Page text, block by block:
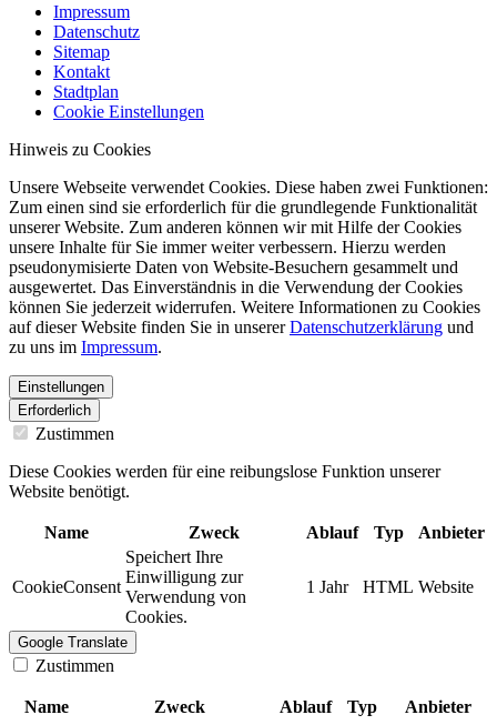
Impressum
Datenschutz
Sitemap
Kontakt
Stadtplan
Cookie Einstellungen
Hinweis zu Cookies
Unsere Webseite verwendet Cookies. Diese haben zwei Funktionen:
Zum einen sind sie erforderlich für die grundlegende Funktionalität
unserer Website. Zum anderen können wir mit Hilfe der Cookies
unsere Inhalte für Sie immer weiter verbessern. Hierzu werden
pseudonymisierte Daten von Website-Besuchern gesammelt und
ausgewertet. Das Einverständnis in die Verwendung der Cookies
können Sie jederzeit widerrufen. Weitere Informationen zu Cookies
auf dieser Website finden Sie in unsererDatenschutzerklärung und
zu uns im Impressum.
Einstellungen
Erforderlich
Zustimmen
Diese Cookies werden für eine reibungslose Funktion unserer
Website benötigt.
Name Zweck Ablauf Typ Anbieter
CookieConsent
Speichert Ihre
Einwilligung zur
Verwendung von
Cookies.
1 Jahr HTML Website
Google Translate
Zustimmen
Name Zweck Ablauf Typ
Anbieter